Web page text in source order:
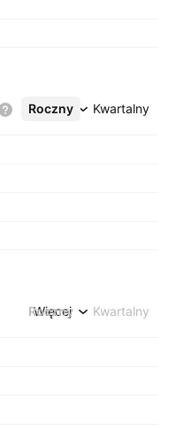
Roczny Kwartalny
Więcej
Roczny Kwartalny
Więcej